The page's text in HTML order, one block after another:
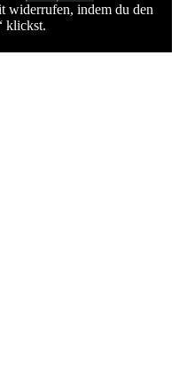
widerrufen, indem du den
klickst.